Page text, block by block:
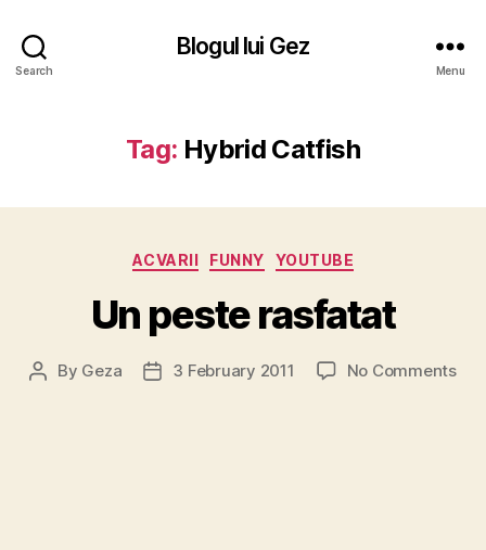
Search
Blogul lui Gez
Menu
Tag: Hybrid Catfish
Categories
ACVARII FUNNY YOUTUBE
Un peste rasfatat
Post
By Geza
Post3 February 2011 No Commentson